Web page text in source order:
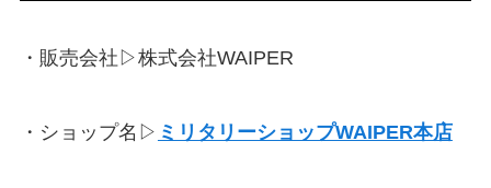
・販売会社▷株式会社WAIPER
・ショップ名▷ ミリタリーショップWAIPER本店